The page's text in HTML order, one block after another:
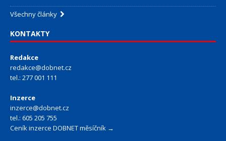
Všechny články
KONTAKTY
Redakce
redakce@dobnet.cz
tel.: 277 001 111
Inzerce
inzerce@dobnet.cz
tel.: 605 205 755
Ceník inzerce DOBNET měsíčník →